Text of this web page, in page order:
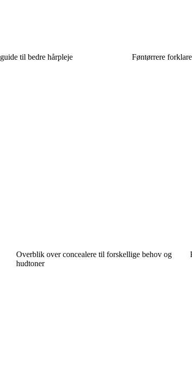
til bedre hårpleje Føntørrere
Overblik over concealere til forskellige behov og
hudtoner